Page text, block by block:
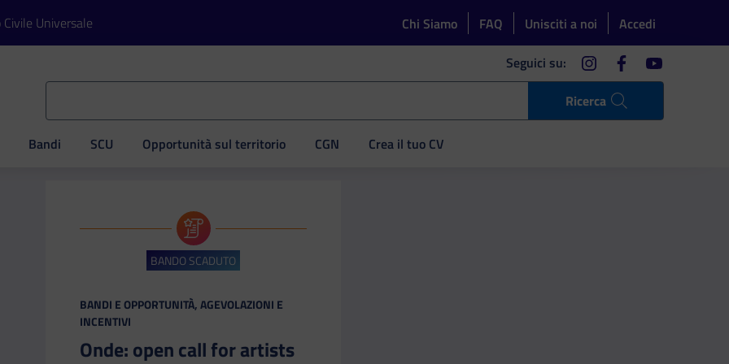
Universale Chi Siamo FAQ Unisciti a noi Accedi
Ricerca
Seguici su: instagramfacebookyoutube
Bandi SCU Opportunità sul territorio CGN Crea il tuo CV
BANDO SCADUTO
CATEGORIA:
BANDI E OPPORTUNITÀ, AGEVOLAZIONI E
INCENTIVI
Onde: open call for artists